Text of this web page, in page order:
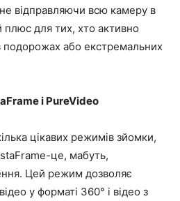
відправляючи всю камеру в
для тих, хто активно
подорожах або екстремальних
і PureVideo
цікавих режимів зйомки,
це, мабуть,
Цей режим дозволяє
у форматі 360° і відео з